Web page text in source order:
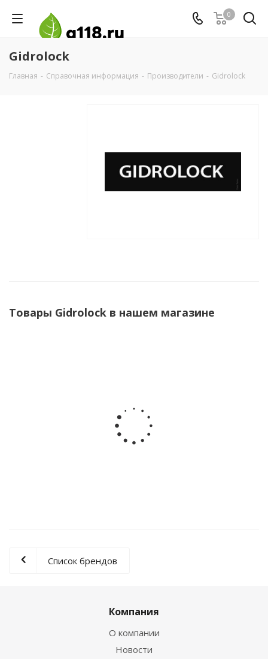
0
Gidrolock
Главная - Справочная информация - Производители - Gidrolock
Товары Gidrolock в нашем магазине
Список брендов
Компания
О компании
Новости